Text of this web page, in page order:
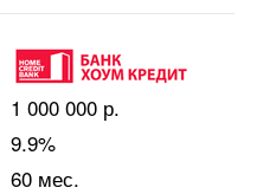
1 000 000 р.
9.9%
60 мес.